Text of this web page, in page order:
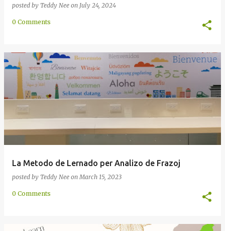
posted by Teddy Nee on July 24, 2024
0 Comments
La Metodo de Lernado per Analizo de Frazoj
posted by Teddy Nee onMarch 15, 2023
0 Comments